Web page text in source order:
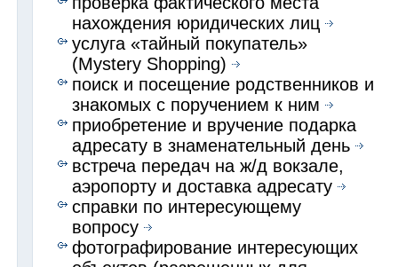
нахождения юридических лиц
услуга «тайный покупатель»
(Mystery Shopping)
поиск и посещение родственников и
знакомых с поручением к ним
приобретение и вручение подарка
адресату в знаменательный день
встреча передач на ж/д вокзале,
аэропорту и доставка адресату
справки по интересующему
вопросу
фотографирование интересующих